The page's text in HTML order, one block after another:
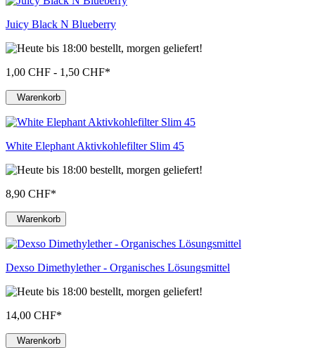
Juicy Black N Blueberry
1,00 CHF - 1,50 CHF*
Warenkorb
White Elephant Aktivkohlefilter Slim 45
8,90 CHF*
Warenkorb
Dexso Dimethylether - Organisches Lösungsmittel
14,00 CHF*
Warenkorb